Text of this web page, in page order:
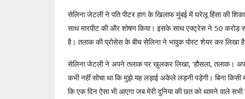
सेलिना जेटली ने पति पीटर हाग के खिलाफ मुंबई में घरेलू हिंसा की
साथ मारपीट की और शोषण किया। इसके साथ एक्ट्रेस ने 50
है। तलाक की प्रोसेस के बीच सेलिना ने भावुक पोस्ट शेयर कर लिखा
सेलिना जेटली ने अपने तलाक पर खुलकर लिखा, ‘हौसला,
कभी नहीं सोचा था कि मुझे यह लड़ाई अकेले लड़नी पड़ेगी। बिना किसी
कि एक दिन ऐसा भी आएगा जब मेरी दुनिया की छत को थामने वाले